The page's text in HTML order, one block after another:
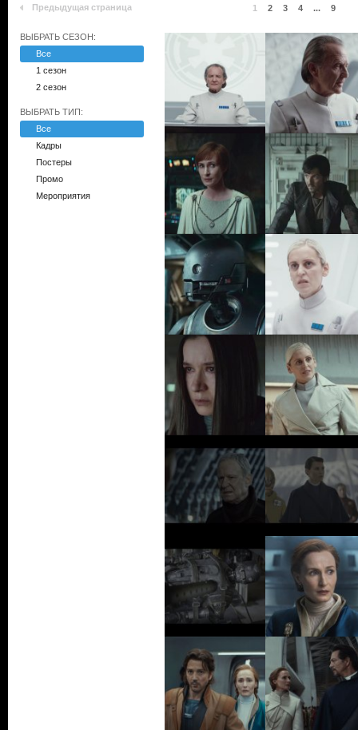
Предыдущая страница 1 2 3 4 ... 9
ВЫБРАТЬ СЕЗОН:
Все
1 сезон
2 сезон
ВЫБРАТЬ ТИП:
Все
Кадры
Постеры
Промо
Мероприятия